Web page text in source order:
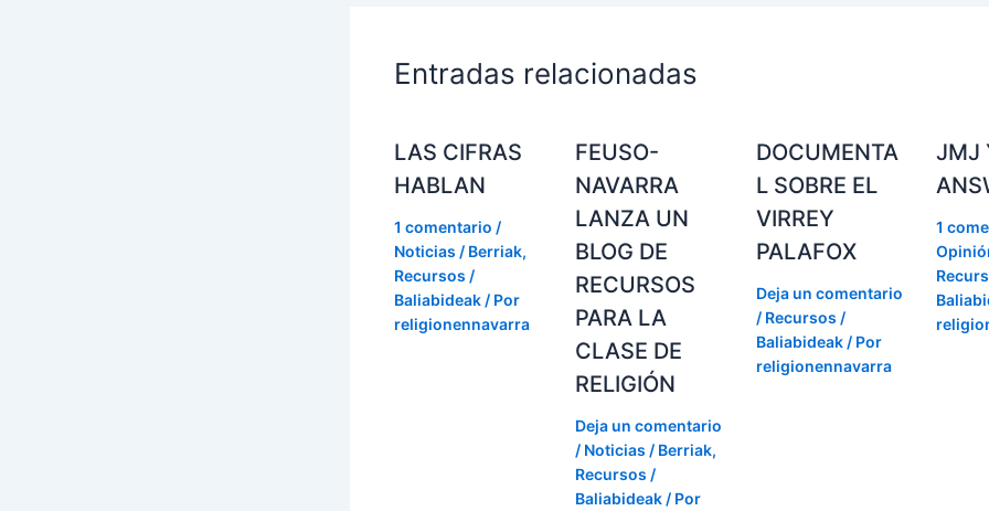
Entradas relacionadas
LAS CIFRAS
HABLAN
1 comentario /
Noticias / Berriak,
Recursos /
Baliabideak / Por
religionennavarra
FEUSO-
NAVARRA
LANZA UN
BLOG DE
RECURSOS
PARA LA
CLASE DE
RELIGIÓN
Deja un comentario
/ Noticias / Berriak,
Recursos /
Baliabideak/ Por
DOCUMENTA
L SOBRE EL
VIRREY
PALAFOX
Deja un comentario
/ Recursos /
Baliabideak/ Por
religionennavarra
JMJ
1